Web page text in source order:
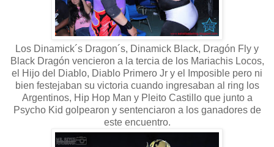
Los Dinamick´s Dragon´s, Dinamick Black, Dragón Fly y
Black Dragón vencieron a la tercia de los Mariachis Locos,
el Hijo del Diablo, Diablo Primero Jr y el Imposible pero ni
bien festejaban su victoria cuando ingresaban al ring los
Argentinos, Hip Hop Man y Pleito Castillo que junto a
Psycho Kid golpearon y sentenciaron a los ganadores de
este encuentro.